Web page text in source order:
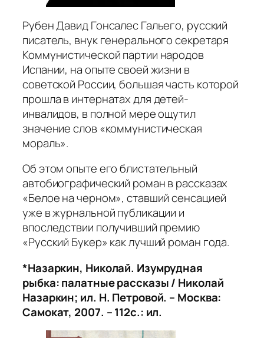
Рубен Давид Гонсалес Гальего, русский
писатель, внук генерального секретаря
Коммунистической партии народов
Испании, на опыте своей жизни в
советской России, большая часть которой
прошла в интернатах для детей-
инвалидов, в полной мере ощутил
значение слов «коммунистическая
мораль».
Об этом опыте его блистательный
автобиографический роман в рассказах
«Белое на черном», ставший сенсацией
уже в журнальной публикации и
впоследствии получивший премию
«Русский Букер» как лучший роман года.
*Назаркин, Николай. Изумрудная
рыбка: палатные рассказы / Николай
Назаркин; ил. Н. Петровой. – Москва:
Самокат, 2007. – 112с.: ил.